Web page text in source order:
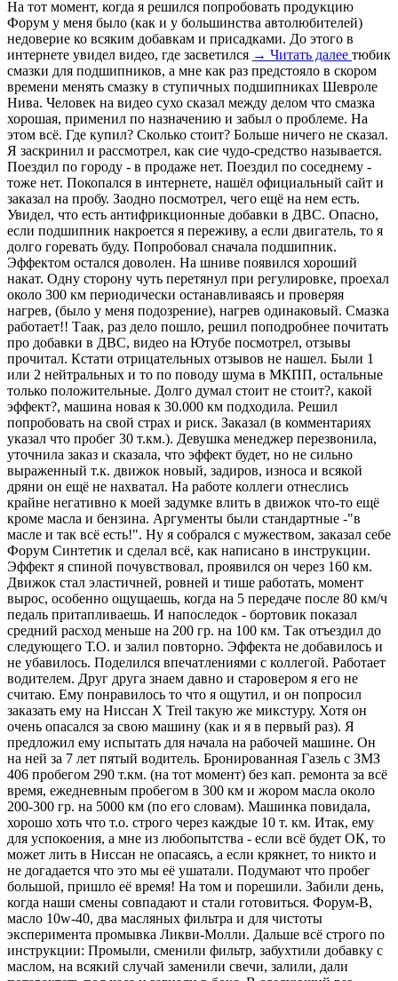
На тот момент, когда я решился попробовать продукцию
Форум у меня было (как и у большинства автолюбителей)
недоверие ко всяким добавкам и присадками. До этого в
интернете увидел видео, где засветился → Читать далее тюбик
смазки для подшипников, а мне как раз предстояло в скором
времени менять смазку в ступичных подшипниках Шевроле
Нива. Человек на видео сухо сказал между делом что смазка
хорошая, применил по назначению и забыл о проблеме. На
этом всё. Где купил? Сколько стоит? Больше ничего не сказал.
Я заскринил и рассмотрел, как сие чудо-средство называется.
Поездил по городу - в продаже нет. Поездил по соседнему -
тоже нет. Покопался в интернете, нашёл официальный сайт и
заказал на пробу. Заодно посмотрел, чего ещё на нем есть.
Увидел, что есть антифрикционные добавки в ДВС. Опасно,
если подшипник накроется я переживу, а если двигатель, то я
долго горевать буду. Попробовал сначала подшипник.
Эффектом остался доволен. На шниве появился хороший
накат. Одну сторону чуть перетянул при регулировке, проехал
около 300 км периодически останавливаясь и проверяя
нагрев, (было у меня подозрение), нагрев одинаковый. Смазка
работает!! Таак, раз дело пошло, решил поподробнее почитать
про добавки в ДВС, видео на Ютубе посмотрел, отзывы
прочитал. Кстати отрицательных отзывов не нашел. Были 1
или 2 нейтральных и то по поводу шума в МКПП, остальные
только положительные. Долго думал стоит не стоит?, какой
эффект?, машина новая к 30.000 км подходила. Решил
попробовать на свой страх и риск. Заказал (в комментариях
указал что пробег 30 т.км.). Девушка менеджер перезвонила,
уточнила заказ и сказала, что эффект будет, но не сильно
выраженный т.к. движок новый, задиров, износа и всякой
дряни он ещё не нахватал. На работе коллеги отнеслись
крайне негативно к моей задумке влить в движок что-то ещё
кроме масла и бензина. Аргументы были стандартные -"в
масле и так всё есть!". Ну я собрался с мужеством, заказал себе
Форум Синтетик и сделал всё, как написано в инструкции.
Эффект я спиной почувствовал, проявился он через 160 км.
Движок стал эластичней, ровней и тише работать, момент
вырос, особенно ощущаешь, когда на 5 передаче после 80 км/ч
педаль притапливаешь. И напоследок - бортовик показал
средний расход меньше на 200 гр. на 100 км. Так отъездил до
следующего Т.О. и залил повторно. Эффекта не добавилось и
не убавилось. Поделился впечатлениями с коллегой. Работает
водителем. Друг друга знаем давно и старовером я его не
считаю. Ему понравилось то что я ощутил, и он попросил
заказать ему на Ниссан X Treil такую же микстуру. Хотя он
очень опасался за свою машину (как и я в первый раз). Я
предложил ему испытать для начала на рабочей машине. Он
на ней за 7 лет пятый водитель. Бронированная Газель с ЗМЗ
406 пробегом 290 т.км. (на тот момент) без кап. ремонта за всё
время, ежедневным пробегом в 300 км и жором масла около
200-300 гр. на 5000 км (по его словам). Машинка повидала,
хорошо хоть что т.о. строго через каждые 10 т. км. Итак, ему
для успокоения, а мне из любопытства - если всё будет ОК, то
может лить в Ниссан не опасаясь, а если крякнет, то никто и
не догадается что это мы её ушатали. Подумают что пробег
большой, пришло её время! На том и порешили. Забили день,
когда наши смены совпадают и стали готовиться. Форум-В,
масло 10w-40, два масляных фильтра и для чистоты
эксперимента промывка Ликви-Молли. Дальше всё строго по
инструкции: Промыли, сменили фильтр, забухтили добавку с
маслом, на всякий случай заменили свечи, залили, дали